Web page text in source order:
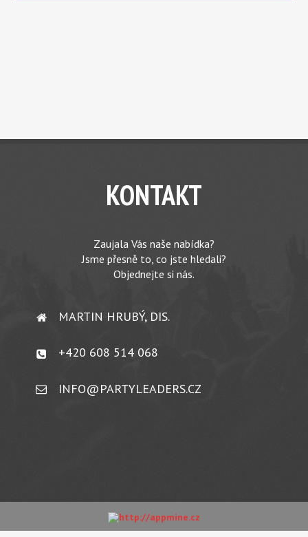
KONTAKT
Zaujala Vás naše nabídka?
Jsme přesně to, co jste hledali?
Objednejte si nás.
MARTIN HRUBÝ, DIS.
+420 608 514 068
INFO@PARTYLEADERS.CZ